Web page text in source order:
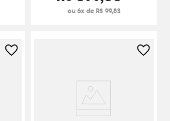
ou 6x de R$ 99,83